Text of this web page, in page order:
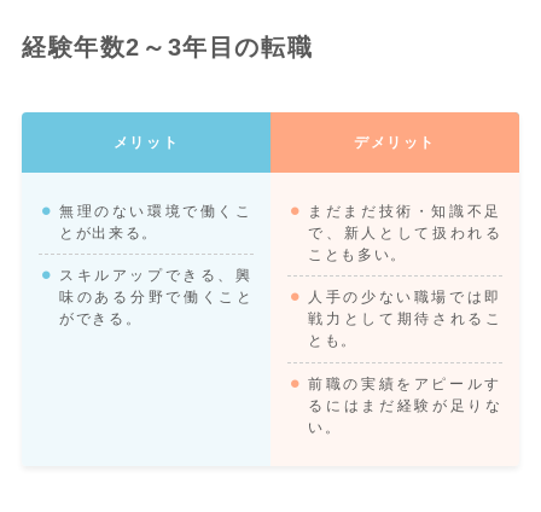
経験年数2～3年目の転職
メリット デメリット
無理のない環境で働くこ
とが出来る。
スキルアップできる、興
味のある分野で働くこと
ができる。
まだまだ技術・知識不足
で、新人として扱われる
ことも多い。
人手の少ない職場では即
戦力として期待されるこ
とも。
前職の実績をアピールす
るにはまだ経験が足りな
い。